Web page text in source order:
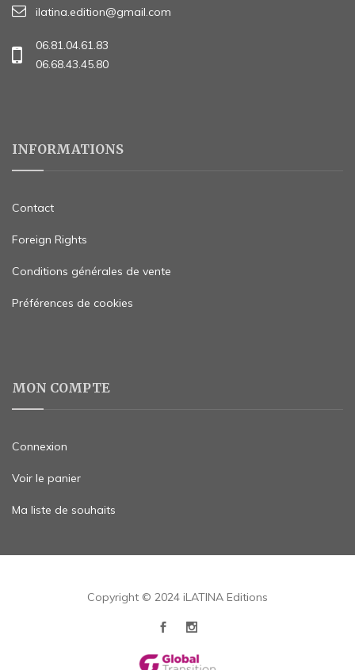
ilatina.edition@gmail.com
06.81.04.61.83
06.68.43.45.80
INFORMATIONS
Contact
Foreign Rights
Conditions générales de vente
Préférences de cookies
MON COMPTE
Connexion
Voir le panier
Ma liste de souhaits
Copyright © 2024 iLATINA Editions